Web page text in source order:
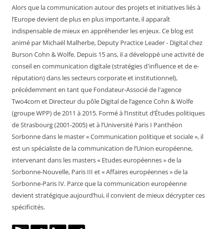
Alors que la communication autour des projets et initiatives liés à
l’Europe devient de plus en plus importante, il apparaît
indispensable de mieux en appréhender les enjeux. Ce blog est
animé par Michaël Malherbe, Deputy Practice Leader - Digital chez
Burson Cohn & Wolfe. Depuis 15 ans, il a développé une activité de
conseil en communication digitale (stratégies d'influence et de e-
réputation) dans les secteurs corporate et institutionnel),
précédemment en tant que Fondateur-Associé de l'agence
Two4com et Directeur du pôle Digital de l’agence Cohn & Wolfe
(groupe WPP) de 2011 à 2015. Formé à l’Institut d’Études politiques
de Strasbourg (2001-2005) et à l’Université Paris I Panthéon
Sorbonne dans le master « Communication politique et sociale », il
est un spécialiste de la communication de l’Union européenne,
intervenant dans les masters « Etudes européennes » de la
Sorbonne-Nouvelle, Paris III et « Affaires européennes » de la
Sorbonne-Paris IV. Parce que la communication européenne
devient stratégique aujourd’hui, il convient de mieux décrypter ces
spécificités.